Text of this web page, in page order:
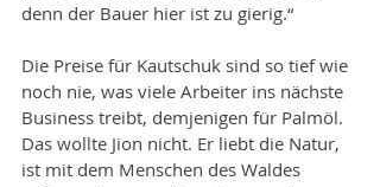
denn der Bauer hier ist zu gierig.“
Die Preise für Kautschuk sind so tief wie
noch nie, was viele Arbeiter ins nächste
Business treibt, demjenigen für Palmöl.
Das wollte Jion nicht. Er liebt die Natur,
ist mit dem Menschen des Waldes